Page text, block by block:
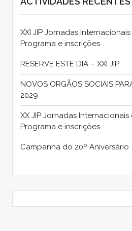
XXI JIP Jornadas
Programa e inscrições
RESERVE ESTE DIA – XXI JIP
NOVOS ORGÃOS SOCIAIS
2029
XX JIP Jornadas
Programa e inscrições
Campanha do 20º Aniversário